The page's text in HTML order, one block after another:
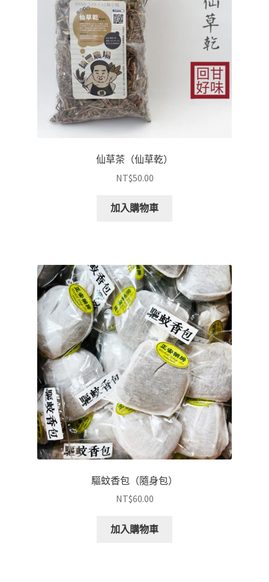
仙草茶（仙草乾）
NT$50.00
加入購物車
驅蚊香包（隨身包）
NT$60.00
加入購物車